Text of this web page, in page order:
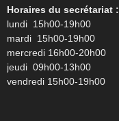
Horaires du secrétariat :
lundi 15h00-19h00
mardi 15h00-19h00
mercredi 16h00-20h00
jeudi 09h00-13h00
vendredi 15h00-19h00